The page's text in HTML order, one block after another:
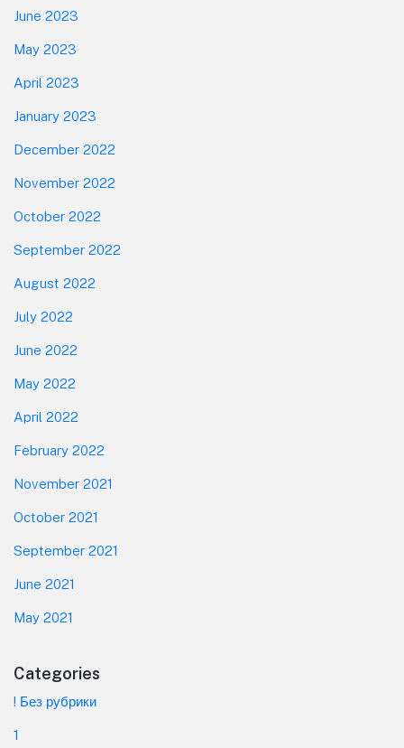
June 2023
May 2023
April 2023
January 2023
December 2022
November 2022
October 2022
September 2022
August 2022
July 2022
June 2022
May 2022
April 2022
February 2022
November 2021
October 2021
September 2021
June 2021
May 2021
Categories
! Без рубрики
1